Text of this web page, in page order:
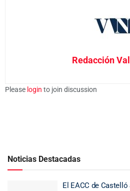
Redacción
Please login to join discussion
Noticias Destacadas
El EACC de